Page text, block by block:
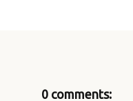
0 comments: